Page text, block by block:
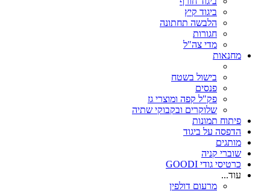
ביגוד קיץ
הלבשה תחתונה
חגורות
מדי צה"ל
מחנאות
בישול בשטח
פנסים
פק"ל קפה ומוצרי גז
שלוקרים ובקבוקי שתיה
פיתוח תמונות
הדפסה על ביגוד
מותגים
שוברי קניה
כרטיסי גודי GOODI
עוד...
מרעום דולפין